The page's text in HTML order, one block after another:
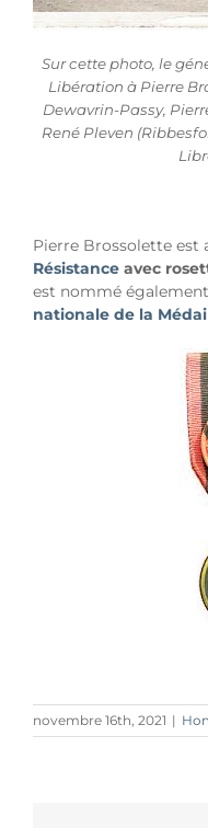
Sur cette photo, le
Libération à Pierre
Dewavrin-Passy,
René Pleven (
Pierre Brossolette est
Résistance avec
est nommé également
nationale de la
novembre 16th, 2021 |